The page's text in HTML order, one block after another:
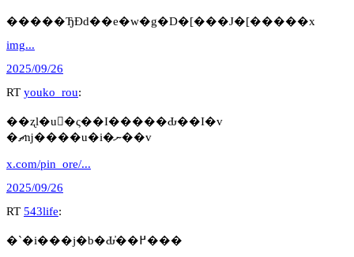
�����ЂƉԁ��e�w�g�D�[���J�[�����x
img...
2025/09/26
RT youko_rou:
��ʐl�u�ٕς��I�����Ԃ��I�v
�ޗǌ����u�i�ނ��v
x.com/pin_ore/...
2025/09/26
RT 543life:
�`�i���j�b�Ԃ̓��߂���